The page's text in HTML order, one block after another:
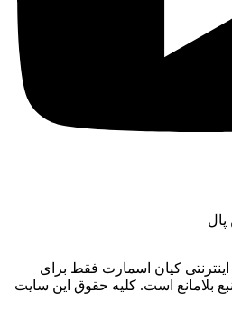
کیان اسمارت فقط برای
بلامانع است. کليه حقوق اين سايت